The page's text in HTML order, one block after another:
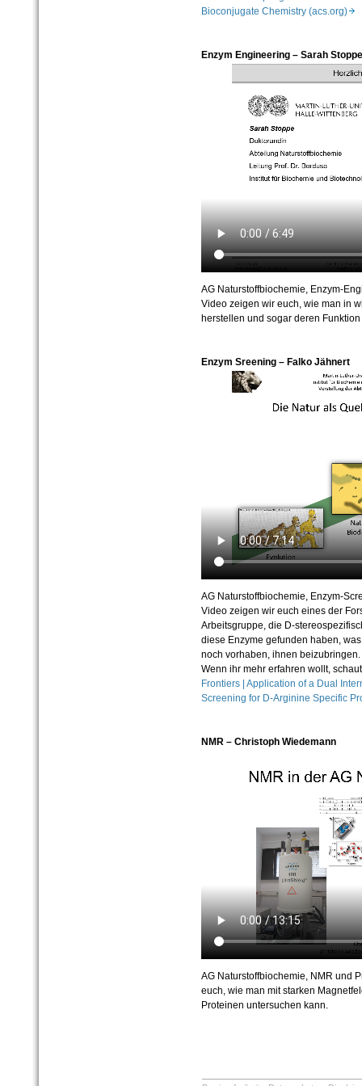
Bioconjugate Chemistry (acs.org)
Enzym Engineering – Sarah Stoppe
AG Naturstoffbiochemie, Enzym-
Video zeigen wir euch, wie man in
herstellen und sogar deren
Enzym Sreening – Falko Jähnert
AG Naturstoffbiochemie, Enzym-
Video zeigen wir euch eines der
Arbeitsgruppe, die D-
diese Enzyme gefunden haben,
noch vorhaben, ihnen beizubringen.
Wenn ihr mehr erfahren wollt,
Frontiers | Application of a Dual
Screening for D-Arginine Specific
NMR – Christoph Wiedemann
AG Naturstoffbiochemie, NMR und
euch, wie man mit starken
Proteinen untersuchen kann.